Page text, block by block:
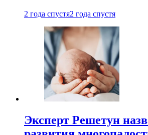
2 года спустя2 года спустя
Эксперт Решетун